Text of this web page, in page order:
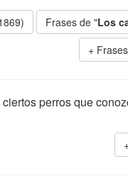
Frases de "Los
perros que